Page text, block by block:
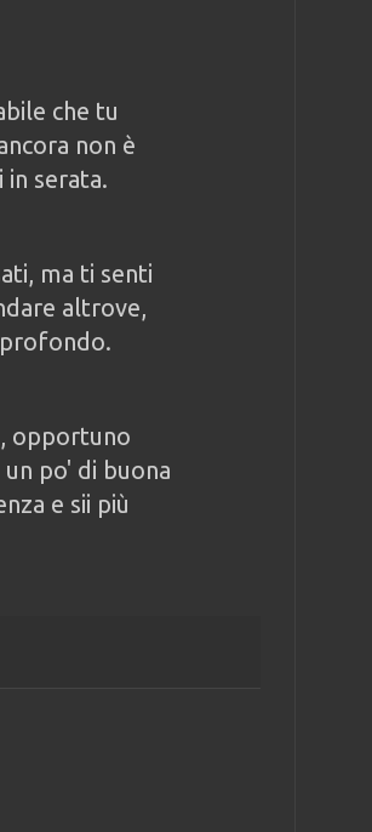
che tu
non è
serata.
ma ti senti
altrove,
opportuno
po' di buona
e sii più